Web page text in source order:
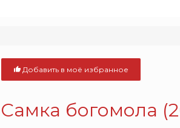
Добавить в моё избранное
Самка богомола